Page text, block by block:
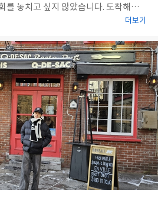
를 놓치고 싶지 않았습니다. 도착해보
많아 겉돌 것을 걱정했으나, 대자연 앞
만 그 여정에서 만난 파타고니아의 거
더보기